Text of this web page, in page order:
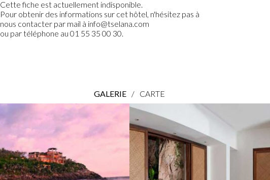
Cette fiche est actuellement indisponible.
Pour obtenir des informations sur cet hôtel, n'hésitez pas à
nous contacter par mail à info@tselana.com
ou par téléphone au 01 55 35 00 30.
GALERIE / CARTE